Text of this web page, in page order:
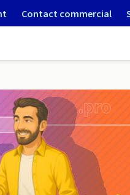
Contact commercial